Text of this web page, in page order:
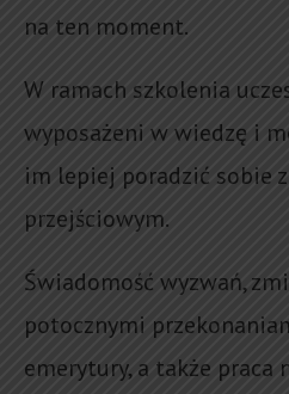
na ten moment.
W ramach szkolenia
wyposażeni w wiedzę i
im lepiej poradzić sobie
przejściowym.
Świadomość wyzwań,
potocznymi
emerytury, a także praca